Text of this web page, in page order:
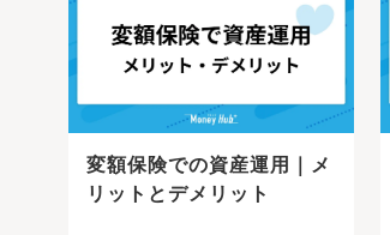
変額保険での資産運用｜メ
リットとデメリット